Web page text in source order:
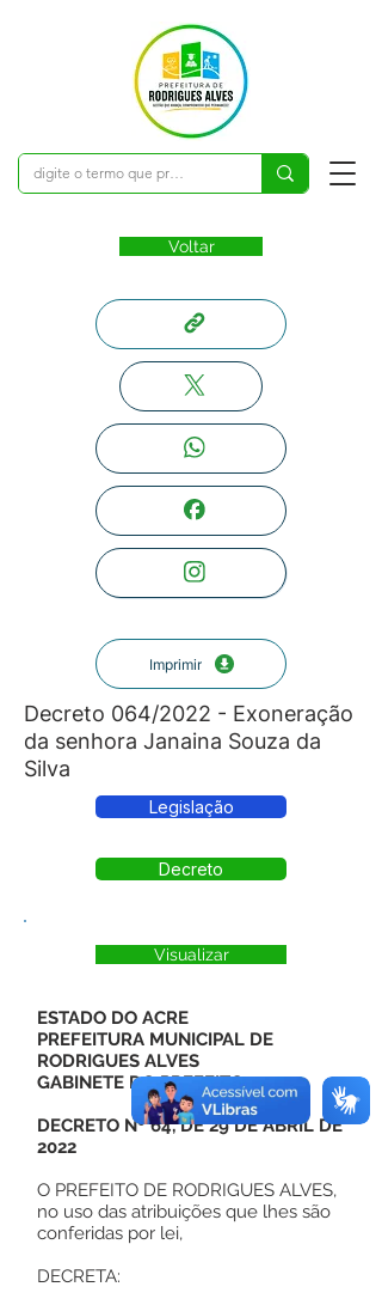
Voltar
Imprimir
Decreto 064/2022 - Exoneração
da senhora Janaina Souza da
Silva
Legislação
Decreto
Visualizar
ESTADO DO ACRE
PREFEITURA MUNICIPAL DE
RODRIGUES ALVES
GABINETE DO PREFEITO
DECRETO Nº 64, DE 29 DE ABRIL DE
2022
O PREFEITO DE RODRIGUES ALVES,
no uso das atribuições que lhes são
conferidas por lei,
DECRETA: